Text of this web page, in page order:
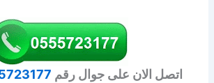
اتصل الان على جوال رقم